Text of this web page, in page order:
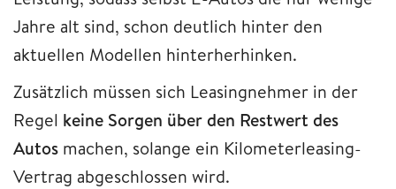
Jahre alt sind, schon deutlich hinter den
aktuellen Modellen hinterherhinken.
Zusätzlich müssen sich Leasingnehmer in der
Regel keine Sorgen über den Restwert des
Autos machen, solange ein Kilometerleasing-
Vertrag abgeschlossen wird.